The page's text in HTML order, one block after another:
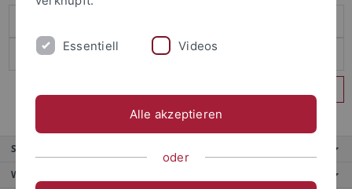
Service
Weitere Angebote
Essentiell Videos
Alle akzeptieren
oder